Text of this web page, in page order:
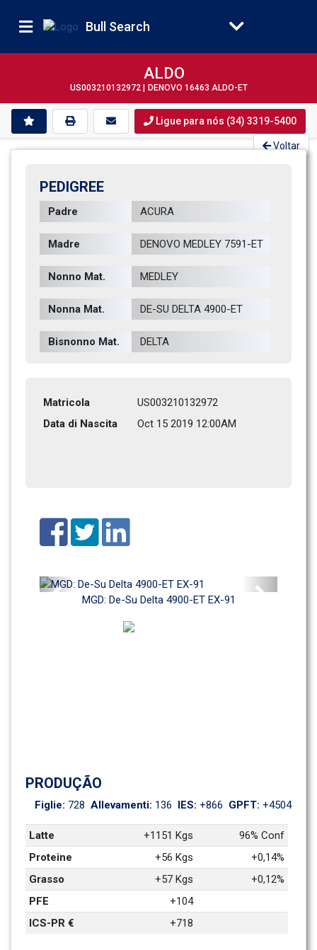
Bull Search
ALDO
US003210132972 | DENOVO 16463 ALDO-ET
Ligue para nós (34) 3319-5400
Voltar
PEDIGREE
Padre ACURA
Madre
Nonno Mat. MEDLEY
Nonna Mat.
Bisnonno Mat. DELTA
Matricola
US003210132972
Data di Nascita
Oct 15 2019 12:00AM
MGD: De-Su Delta 4900-ET EX-91
Previous
PRODUÇÃO
Figlie: 728 Allevamenti: 136 IES: +866 GPFT: +4504
Latte +1151 Kgs
96% Conf
Proteine
+56 Kgs
+0,14%
Grasso
+57 Kgs
+0,12%
PFE
+104
ICS-PR €
+718